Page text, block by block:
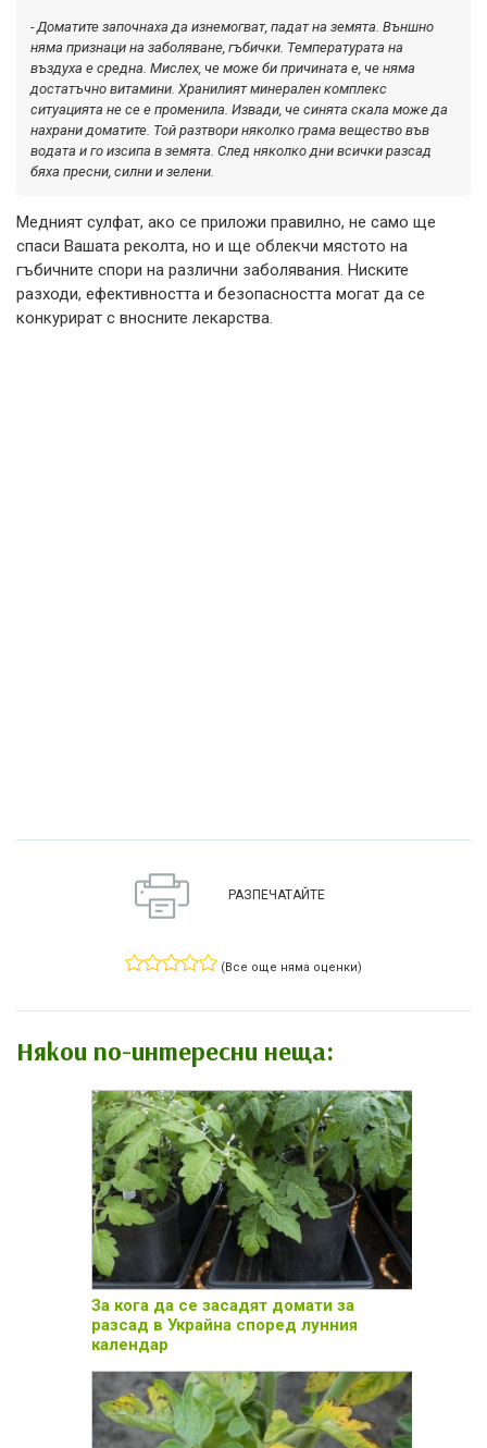
- Доматите започнаха да изнемогват, падат на земята. Външно
няма признаци на заболяване, гъбички. Температурата на
въздуха е средна. Мислех, че може би причината е, че няма
достатъчно витамини. Хранилият минерален комплекс
ситуацията не се е променила. Извади, че синята скала може да
нахрани доматите. Той разтвори няколко грама вещество във
водата и го изсипа в земята. След няколко дни всички разсад
бяха пресни, силни и зелени.
Медният сулфат, ако се приложи правилно, не само ще
спаси Вашата реколта, но и ще облекчи мястото на
гъбичните спори на различни заболявания. Ниските
разходи, ефективността и безопасността могат да се
конкурират с вносните лекарства.
РАЗПЕЧАТАЙТЕ
(Все още няма оценки)
Някои по-интересни неща:
За кога да се засадят домати за
разсад в Украйна според лунния
календар